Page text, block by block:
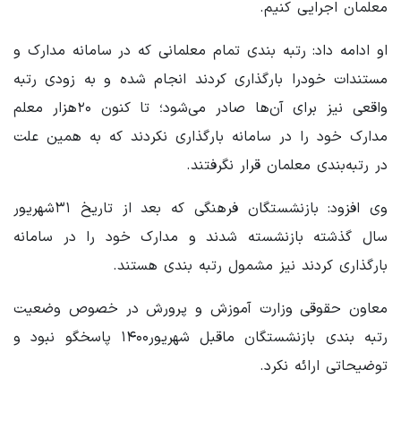
معلمان اجرایی کنیم.
او ادامه داد: رتبه بندی تمام معلمانی که در سامانه مدارک و
مستندات خودرا بارگذاری کردند انجام شده و به زودی رتبه
واقعی نیز برای آن‌ها صادر می‌شود؛ تا کنون ۲۰هزار معلم
مدارک خود را در سامانه بارگذاری نکردند که به همین علت
در رتبه‌بندی معلمان قرار نگرفتند.
وی افزود: بازنشستگان فرهنگی که بعد از تاریخ ۳۱شهریور
سال گذشته بازنشسته شدند و مدارک خود را در سامانه
بارگذاری کردند نیز مشمول رتبه بندی هستند.
معاون حقوقی وزارت آموزش و پرورش در خصوص وضعیت
رتبه بندی بازنشستگان ماقبل شهریور۱۴۰۰ پاسخگو نبود و
توضیحاتی ارائه نکرد.